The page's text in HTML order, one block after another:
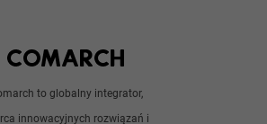
to globalny integrator,
innowacyjnych rozwiązań i